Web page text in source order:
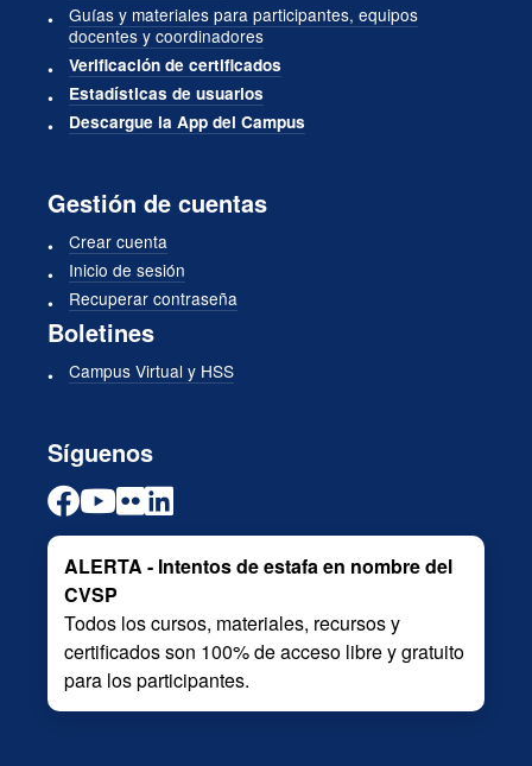
Guías y materiales para participantes, equipos
docentes y coordinadores
Verificación de certificados
Estadísticas de usuarios
Descargue la App del Campus
Gestión de cuentas
Crear cuenta
Inicio de sesión
Recuperar contraseña
Boletines
Campus Virtual y HSS
Síguenos
ALERTA - Intentos de estafa en nombre del
CVSP
Todos los cursos, materiales, recursos y
certificados son 100% de acceso libre y gratuito
para los participantes.